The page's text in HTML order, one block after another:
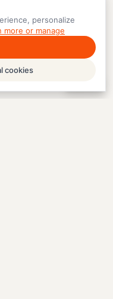
personalize
more or manage
cookies